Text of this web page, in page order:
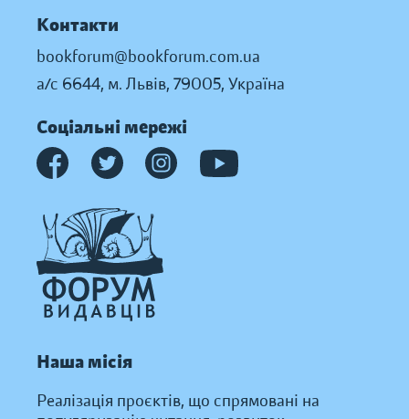
Контакти
bookforum@bookforum.com.ua
а/с 6644, м. Львів, 79005, Україна
Соціальні мережі
Наша місія
Реалізація проєктів, що спрямовані на